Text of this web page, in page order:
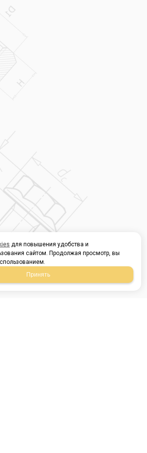
для повышения удобства и
сайтом. Продолжая просмотр, вы
Принять